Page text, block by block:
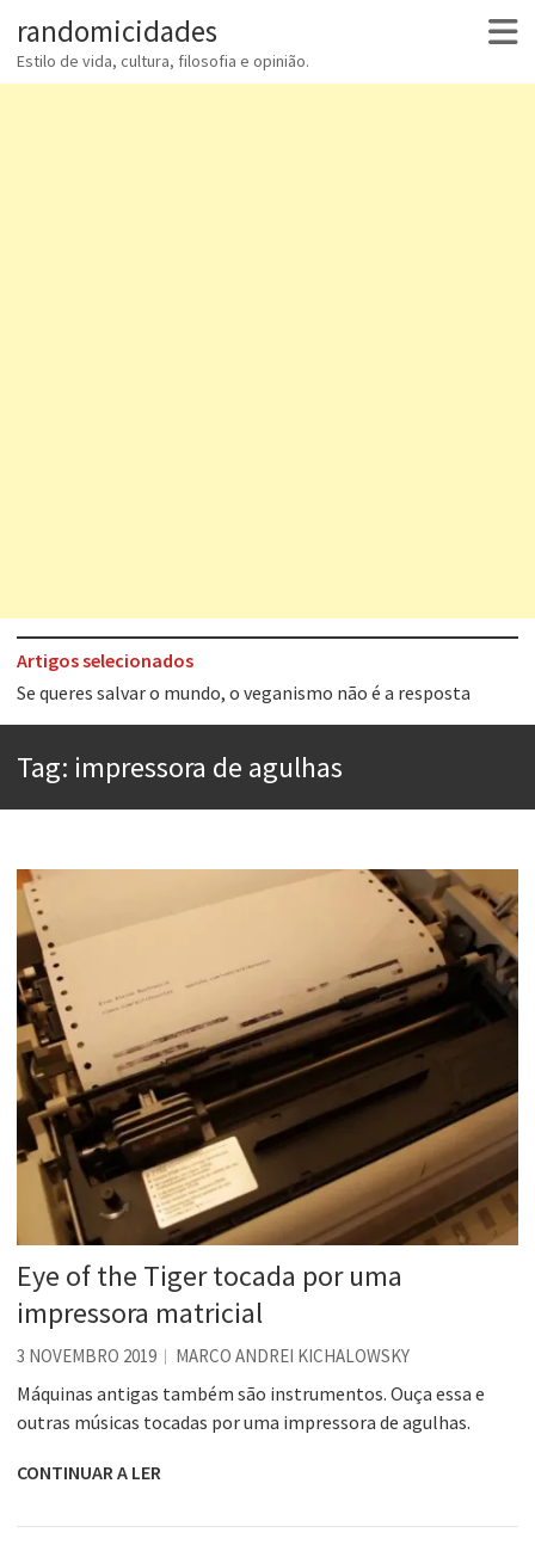
randomicidades
Estilo de vida, cultura, filosofia e opinião.
Artigos selecionados
Tem que filmar isso daí
Aprender a fracassar é o segredo do sucesso
Esse tal de Rock Gaúcho
Os causos de Jorge Luis Borges
Voto obrigatório é correto?
Se queres salvar o mundo, o veganismo não é a resposta
Tag: impressora de agulhas
Eye of the Tiger tocada por uma
impressora matricial
3 NOVEMBRO 2019 MARCO ANDREI KICHALOWSKY
Máquinas antigas também são instrumentos. Ouça essa e
outras músicas tocadas por uma impressora de agulhas.
CONTINUAR A LER